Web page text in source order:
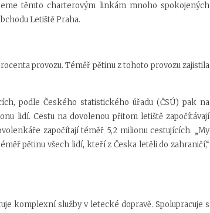
těmto charterovým linkám mnoho spokojených
Letiště Praha.
provozu. Téměř pětinu z tohoto provozu zajistila
podle Českého statistického úřadu (ČSÚ) pak na
lidí. Cestu na dovolenou přitom letiště započítávají
započítají téměř 5,2 milionu cestujících. „My
pětinu všech lidí, kteří z Česka letěli do zahraničí,“
komplexní služby v letecké dopravě. Spolupracuje s